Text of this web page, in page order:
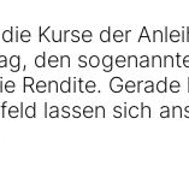
Kurse der
den
Rendite.
lassen sich